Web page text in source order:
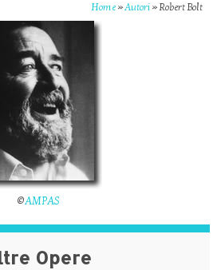
Home »Autori »Robert Bolt
©AMPAS
Opere